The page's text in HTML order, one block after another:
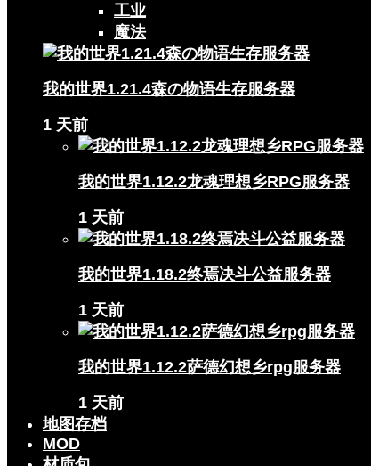
工业
魔法
我的世界1.21.4森の物语生存服务器
1 天前
我的世界1.12.2龙魂理想乡RPG服务器
1 天前
我的世界1.18.2终焉决斗公益服务器
1 天前
我的世界1.12.2萨德幻想乡rpg服务器
1 天前
地图存档
MOD